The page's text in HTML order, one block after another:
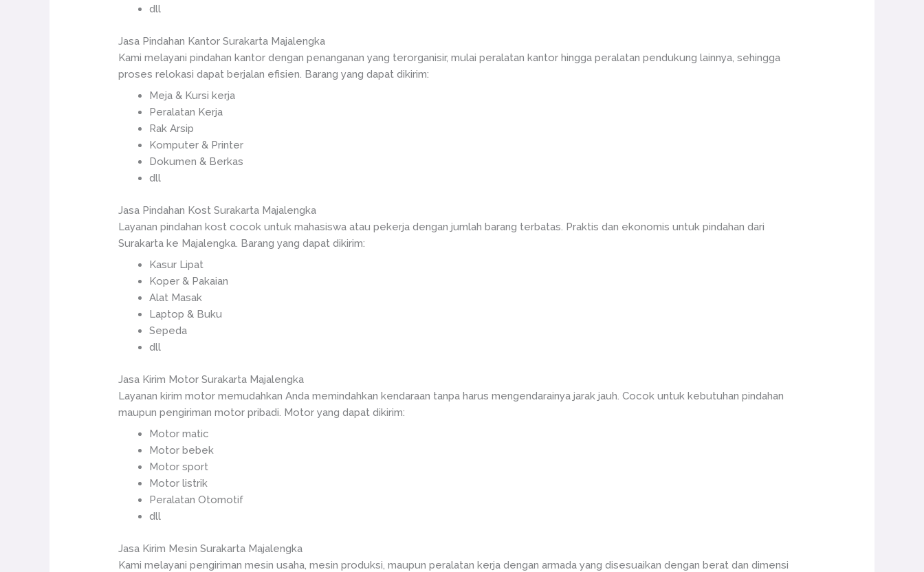
dll
Jasa Pindahan Kantor Surakarta Majalengka
Kami melayani pindahan kantor dengan penanganan yang terorganisir, mulai peralatan kantor hingga peralatan pendukung lainnya, sehingga
proses relokasi dapat berjalan efisien. Barang yang dapat dikirim:
Meja & Kursi kerja
Peralatan Kerja
Rak Arsip
Komputer & Printer
Dokumen & Berkas
dll
Jasa Pindahan Kost Surakarta Majalengka
Layanan pindahan kost cocok untuk mahasiswa atau pekerja dengan jumlah barang terbatas. Praktis dan ekonomis untuk pindahan dari
Surakarta ke Majalengka. Barang yang dapat dikirim:
Kasur Lipat
Koper & Pakaian
Alat Masak
Laptop & Buku
Sepeda
dll
Jasa Kirim Motor Surakarta Majalengka
Layanan kirim motor memudahkan Anda memindahkan kendaraan tanpa harus mengendarainya jarak jauh. Cocok untuk kebutuhan pindahan
maupun pengiriman motor pribadi. Motor yang dapat dikirim:
Motor matic
Motor bebek
Motor sport
Motor listrik
Peralatan Otomotif
dll
Jasa Kirim Mesin Surakarta Majalengka
Kami melayani pengiriman mesin usaha, mesin produksi, maupun peralatan kerja dengan armada yang disesuaikan dengan berat dan dimensi